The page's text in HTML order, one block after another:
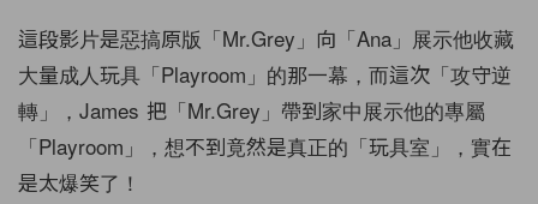
這段影片是惡搞原版「Mr.Grey」向「Ana」展示他收藏
大量成人玩具「Playroom」的那一幕，而這次「攻守逆
轉」，James 把「Mr.Grey」帶到家中展示他的專屬
「Playroom」，想不到竟然是真正的「玩具室」，實在
是太爆笑了！